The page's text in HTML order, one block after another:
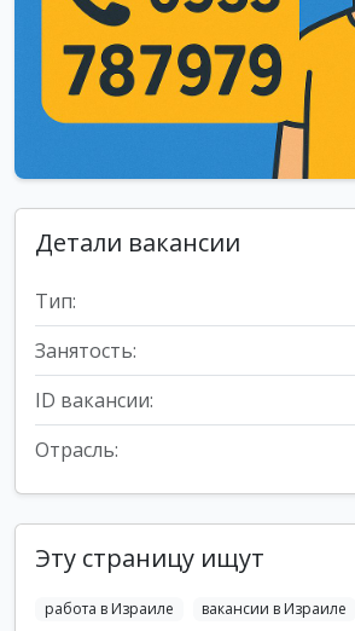
Детали вакансии
Тип:
Занятость:
ID вакансии:
Отрасль:
Эту страницу ищут
работа в Израиле
вакансии в Израиле